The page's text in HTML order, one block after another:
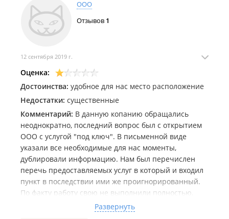
ООО
Отзывов 1
12 сентября 2019 г.
Оценка:
Достоинства: удобное для нас место расположение
Недостатки: существенные
Комментарий: В данную копанию обращались
неоднократно, последний вопрос был с открытием
ООО с услугой "под ключ". В письменной виде
указали все необходимые для нас моменты,
дублировали информацию. Нам был перечислен
перечь предоставляемых услуг в который и входил
пункт в последствии ими же проигнорированный.
По факту работу свою не выполнили полностью,
оплаченную в 100% размере, ушли от
ответственности. Денежные средства принимали
Развернуть